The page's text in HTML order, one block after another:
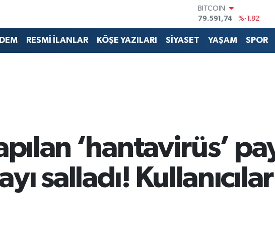
DOLAR
45,43620
%0.02
53,38690
%0.19
STERLİN
RESMİ İLANLAR KÖŞE YAZILARI SİYASET YAŞAM SPOR
‘hantavirüs’
salladı!